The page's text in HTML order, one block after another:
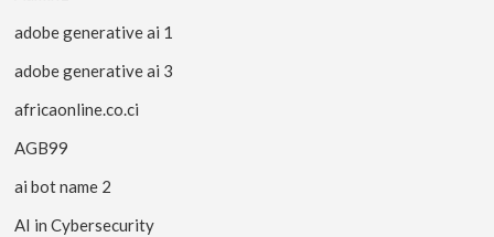
adobe generative ai 1
adobe generative ai 3
africaonline.co.ci
AGB99
ai bot name 2
AI in Cybersecurity